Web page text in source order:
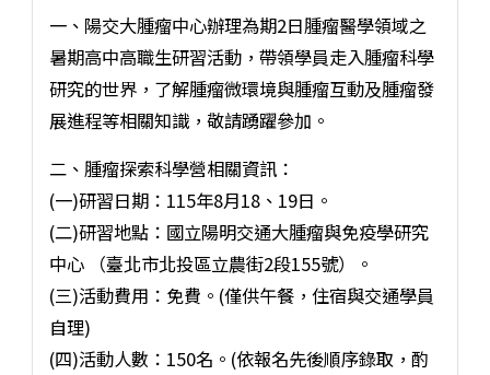
一、陽交大腫瘤中心辦理為期2日腫瘤醫學領域之
暑期高中高職生研習活動，帶領學員走入腫瘤科學
研究的世界，了解腫瘤微環境與腫瘤互動及腫瘤發
展進程等相關知識，敬請踴躍參加。
二、腫瘤探索科學營相關資訊：
(一)研習日期：115年8月18、19日。
(二)研習地點：國立陽明交通大腫瘤與免疫學研究
中心 （臺北市北投區立農街2段155號）。
(三)活動費用：免費。(僅供午餐，住宿與交通學員
自理)
(四)活動人數：150名。(依報名先後順序錄取，酌